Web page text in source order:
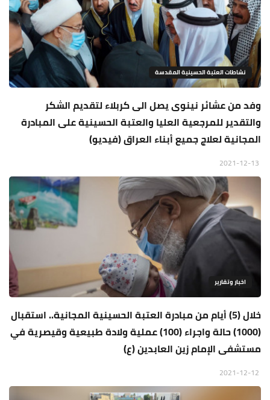
نشاطات العتبة الحسينية المقدسة
وفد من عشائر نينوى يصل الى كربلاء لتقديم الشكر
والتقدير للمرجعية العليا والعتبة الحسينية على المبادرة
المجانية لعلاج جميع أبناء العراق (فيديو)
اخبار وتقارير
خلال (5) أيام من مبادرة العتبة الحسينية المجانية.. استقبال
(1000) حالة واجراء (100) عملية ولادة طبيعية وقيصرية في
مستشفى الإمام زين العابدين (ع)